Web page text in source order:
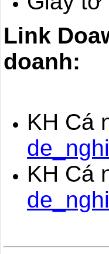
Link
doanh:
KH Cá
KH Cá